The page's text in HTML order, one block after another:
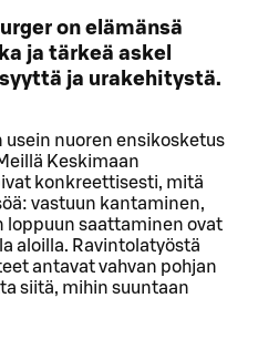
on elämänsä
ja tärkeä askel
ja urakehitystä.
nuoren ensikosketus
Keskimaan
konkreettisesti, mitä
vastuun kantaminen,
loppuun saattaminen ovat
aloilla. Ravintolatyöstä
antavat vahvan pohjan
siitä, mihin suuntaan